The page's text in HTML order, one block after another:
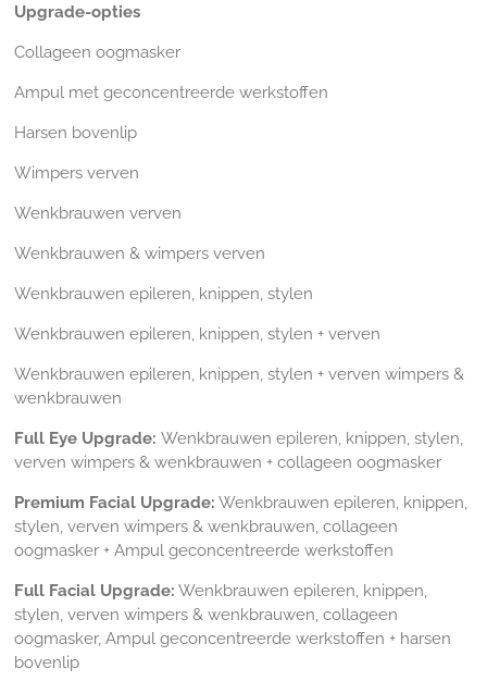
Upgrade-opties
Collageen oogmasker
Ampul met geconcentreerde werkstoffen
Harsen bovenlip
Wimpers verven
Wenkbrauwen verven
Wenkbrauwen & wimpers verven
Wenkbrauwen epileren, knippen, stylen
Wenkbrauwen epileren, knippen, stylen + verven
Wenkbrauwen epileren, knippen, stylen + verven wimpers &
wenkbrauwen
Full Eye Upgrade: Wenkbrauwen epileren, knippen, stylen,
verven wimpers & wenkbrauwen + collageen oogmasker
Premium Facial Upgrade: Wenkbrauwen epileren, knippen,
stylen, verven wimpers & wenkbrauwen, collageen
oogmasker + Ampul geconcentreerde werkstoffen
Full Facial Upgrade: Wenkbrauwen epileren, knippen,
stylen, verven wimpers & wenkbrauwen, collageen
oogmasker, Ampul geconcentreerde werkstoffen + harsen
bovenlip